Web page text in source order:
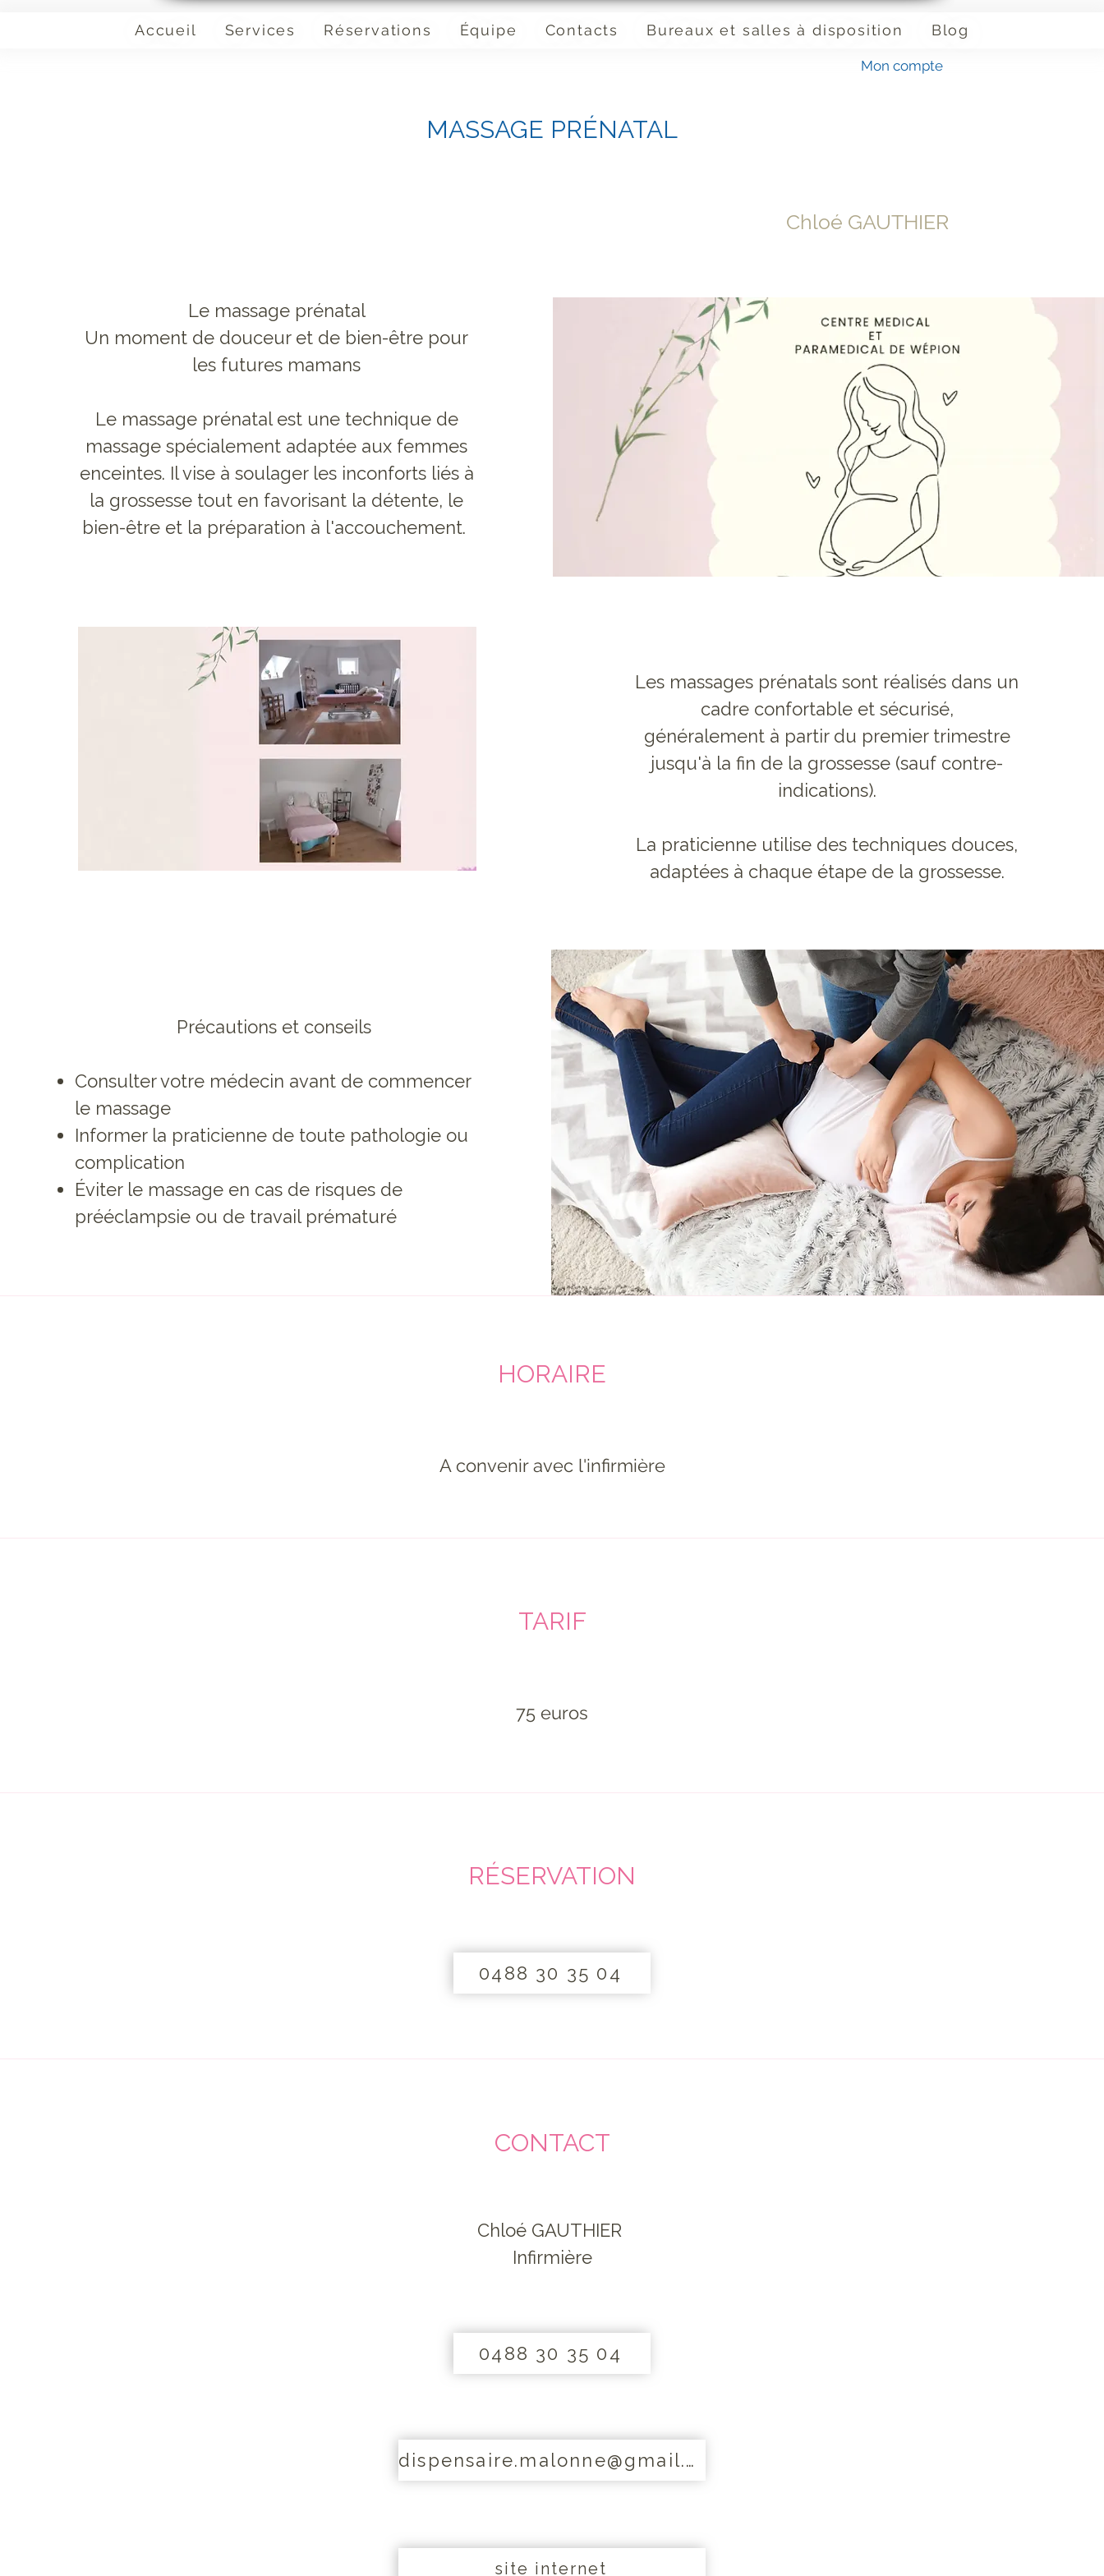
Accueil Services Réservations Équipe Contacts Bureaux et salles à disposition Blog
Mon compte
MASSAGE PRÉNATAL
Chloé GAUTHIER
Le massage prénatal
Un moment de douceur et de bien-être pour
les futures mamans
Le massage prénatal est une technique de
massage spécialement adaptée aux femmes
enceintes. Il vise à soulager les inconforts liés à
la grossesse tout en favorisant la détente, le
bien-être et la préparation à l'accouchement.
Les massages prénatals sont réalisés dans un
cadre confortable et sécurisé,
généralement à partir du premier trimestre
jusqu'à la fin de la grossesse (sauf contre-
indications).
La praticienne utilise des techniques douces,
adaptées à chaque étape de la grossesse.
Précautions et conseils
Consulter votre médecin avant de commencer
le massage
Informer la praticienne de toute pathologie ou
complication
Éviter le massage en cas de risques de
prééclampsie ou de travail prématuré
HORAIRE
A convenir avec l'infirmière
TARIF
75 euros
RÉSERVATION
0488 30 35 04
CONTACT
Chloé GAUTHIER
Infirmière
0488 30 35 04
dispensaire.malonne@gmail.com
site internet